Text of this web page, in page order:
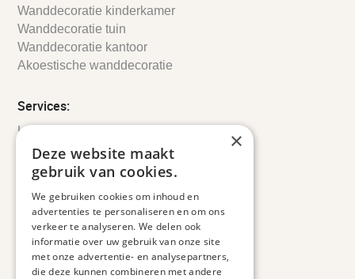
Wanddecoratie kinderkamer
Wanddecoratie tuin
Wanddecoratie kantoor
Akoestische wanddecoratie
Services:
Leveringsinformatie
Retourbeleid
Informatie
Veelgestelde vragen
Duurzaam ondernemen
Contact informatie
×
Deze website maakt
gebruik van cookies.
We gebruiken cookies om inhoud en
advertenties te personaliseren en om ons
verkeer te analyseren. We delen ook
informatie over uw gebruik van onze site
met onze advertentie- en analysepartners,
die deze kunnen combineren met andere